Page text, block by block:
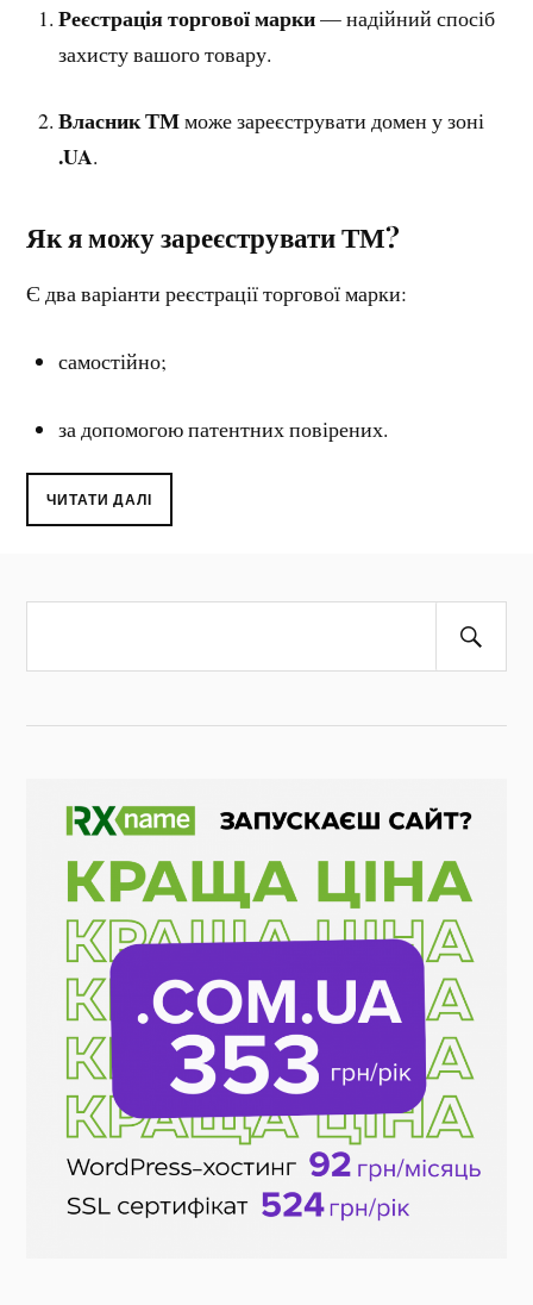
Реєстрація торгової марки— надійний спосіб
захисту вашого товару.
Власник ТМможе зареєструвати домен у зоні
.UA.
Як я можу зареєструвати ТМ?
Є два варіанти реєстрації торгової марки:
самостійно;
за допомогою патентних повірених.
ЧИТАТИ ДАЛІ